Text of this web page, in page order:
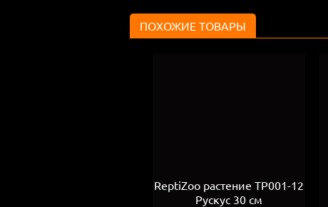
ПОХОЖИЕ ТОВАРЫ
ReptiZoo растение ТР001-12
Рускус 30 см